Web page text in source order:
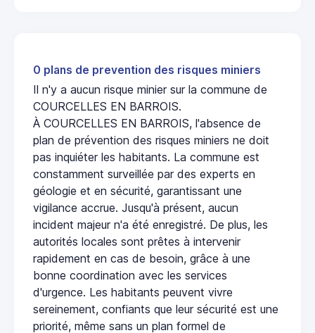
0 plans de prevention des risques miniers
Il n'y a aucun risque minier sur la commune de
COURCELLES EN BARROIS.
À COURCELLES EN BARROIS, l'absence de
plan de prévention des risques miniers ne doit
pas inquiéter les habitants. La commune est
constamment surveillée par des experts en
géologie et en sécurité, garantissant une
vigilance accrue. Jusqu'à présent, aucun
incident majeur n'a été enregistré. De plus, les
autorités locales sont prêtes à intervenir
rapidement en cas de besoin, grâce à une
bonne coordination avec les services
d'urgence. Les habitants peuvent vivre
sereinement, confiants que leur sécurité est une
priorité, même sans un plan formel de